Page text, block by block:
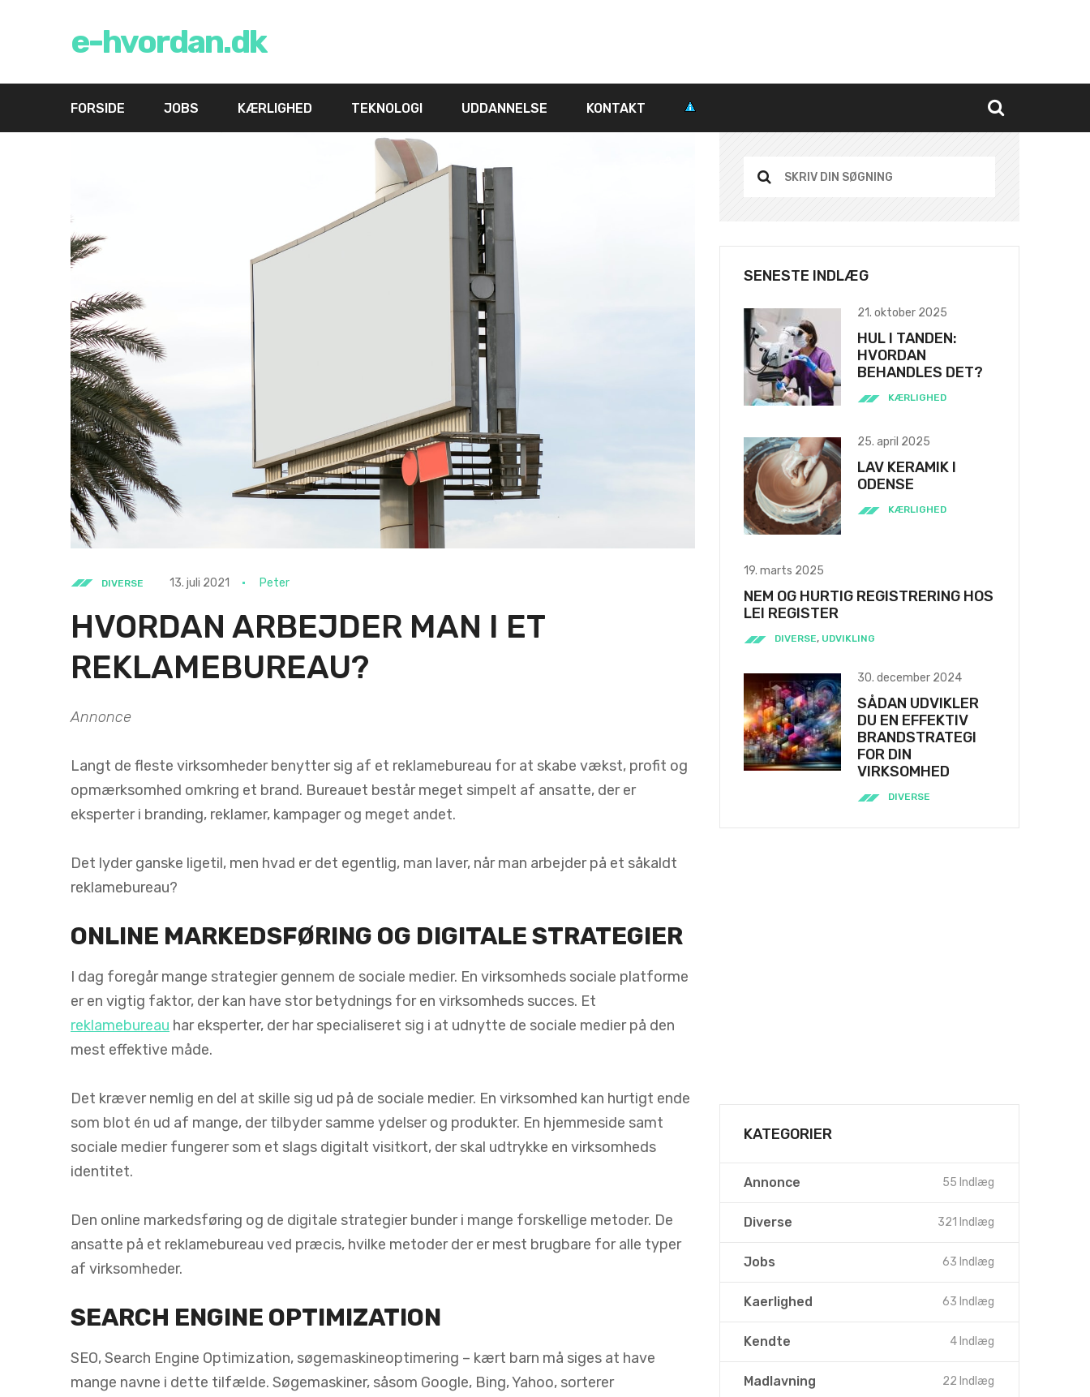
e-hvordan.dk
FORSIDE JOBS KÆRLIGHED TEKNOLOGI UDDANNELSE KONTAKT
DIVERSE 13. juli 2021 Peter
HVORDAN ARBEJDER MAN I ET
REKLAMEBUREAU?
Annonce
Langt de fleste virksomheder benytter sig af et reklamebureau for at skabe vækst, profit og
opmærksomhed omkring et brand. Bureauet består meget simpelt af ansatte, der er
eksperter i branding, reklamer, kampager og meget andet.
Det lyder ganske ligetil, men hvad er det egentlig, man laver, når man arbejder på et såkaldt
reklamebureau?
ONLINE MARKEDSFØRING OG DIGITALE STRATEGIER
I dag foregår mange strategier gennem de sociale medier. En virksomheds sociale platforme
er en vigtig faktor, der kan have stor betydnings for en virksomheds succes. Et
reklamebureau har eksperter, der har specialiseret sig i at udnytte de sociale medier på den
mest effektive måde.
Det kræver nemlig en del at skille sig ud på de sociale medier. En virksomhed kan hurtigt ende
som blot én ud af mange, der tilbyder samme ydelser og produkter. En hjemmeside samt
sociale medier fungerer som et slags digitalt visitkort, der skal udtrykke en virksomheds
identitet.
Den online markedsføring og de digitale strategier bunder i mange forskellige metoder. De
ansatte på et reklamebureau ved præcis, hvilke metoder der er mest brugbare for alle typer
af virksomheder.
SEARCH ENGINE OPTIMIZATION
SEO, Search Engine Optimization, søgemaskineoptimering – kært barn må siges at have
mange navne i dette tilfælde. Søgemaskiner, såsom Google, Bing, Yahoo, sorterer
SENESTE INDLÆG
21. oktober 2025
HUL I TANDEN:
HVORDAN
BEHANDLES DET?
KÆRLIGHED
25. april 2025
LAV KERAMIK I
ODENSE
KÆRLIGHED
19. marts 2025
NEM OG HURTIG REGISTRERING HOS
LEI REGISTER
DIVERSE, UDVIKLING
30. december 2024
SÅDAN UDVIKLER
DU EN EFFEKTIV
BRANDSTRATEGI
FOR DIN
VIRKSOMHED
DIVERSE
KATEGORIER
Annonce 55 Indlæg
Diverse 321 Indlæg
Jobs 63 Indlæg
Kaerlighed 63 Indlæg
Kendte 4 Indlæg
Madlavning 22 Indlæg